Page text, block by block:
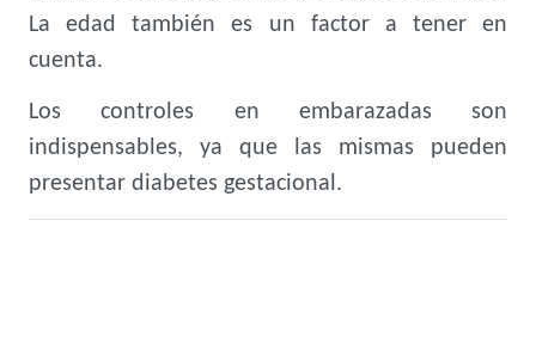
La edad también es un factor a tener en
cuenta.
Los controles en embarazadas son
indispensables, ya que las mismas pueden
presentar diabetes gestacional.